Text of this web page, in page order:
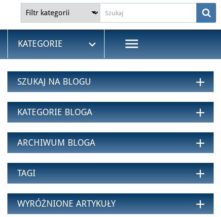
KATEGORIE  menu
SZUKAJ NA BLOGU add
KATEGORIE BLOGA add
ARCHIWUM BLOGA add
TAGI add
WYRÓŻNIONE ARTYKUŁY add